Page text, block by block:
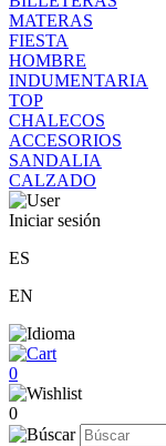
MATERAS
FIESTA
HOMBRE
INDUMENTARIA
TOP
CHALECOS
ACCESORIOS
SANDALIA
CALZADO
Iniciar sesión
ES
EN
0
0